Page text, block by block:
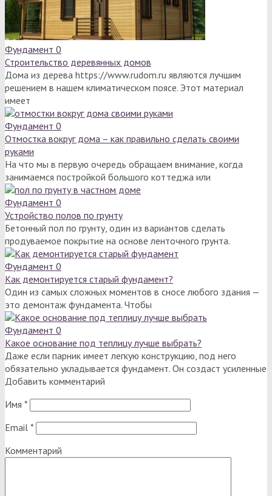
Фундамент 0
Строительство деревянных домов
Дома из дерева https://www.rudom.ru являются лучшим
решением в нашем климатическом поясе. Этот материал
имеет
Фундамент 0
Отмостка вокруг дома – как правильно сделать своими
руками
На что мы в первую очередь обращаем внимание, когда
занимаемся постройкой большого коттеджа или
Фундамент 0
Устройство полов по грунту
Бетонный пол по грунту, один из вариантов сделать
продуваемое покрытие на основе ленточного грунта.
Фундамент 0
Как демонтируется старый фундамент?
Один из самых сложных моментов в сносе любого здания —
это демонтаж фундамента. Чтобы
Фундамент 0
Какое основание под теплицу лучше выбрать?
Даже если парник имеет легкую конструкцию, под него
обязательно укладывается фундамент. Он создаст усиленные
Добавить комментарий
Имя *
Email *
Комментарий